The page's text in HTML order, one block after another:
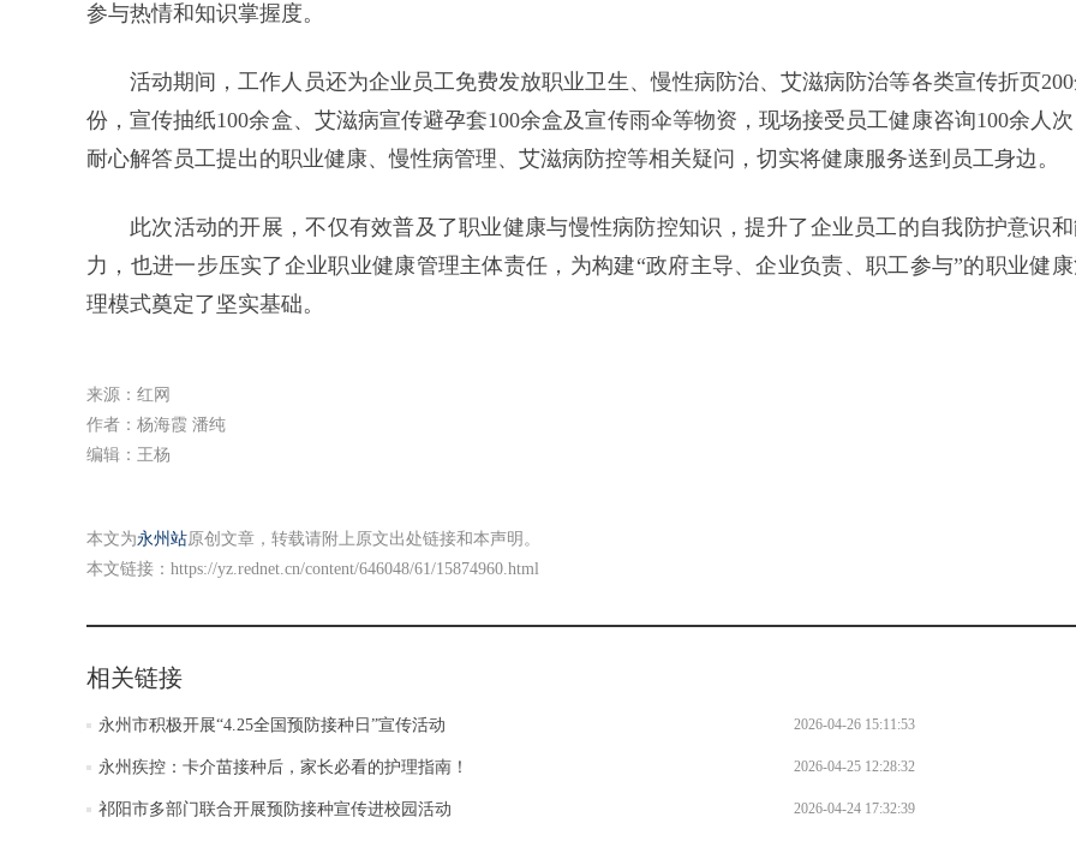
参与热情和知识掌握度。
活动期间，工作人员还为企业员工免费发放职业卫生、慢性病防治、艾滋病防治等各类宣传折页
份，宣传抽纸100余盒、艾滋病宣传避孕套100余盒及宣传雨伞等物资，现场接受员工健康咨询100余人次
耐心解答员工提出的职业健康、慢性病管理、艾滋病防控等相关疑问，切实将健康服务送到员工身边。
此次活动的开展，不仅有效普及了职业健康与慢性病防控知识，提升了企业员工的自我防护意识
力，也进一步压实了企业职业健康管理主体责任，为构建“政府主导、企业负责、职工参与”的职业健
理模式奠定了坚实基础。
来源：红网
作者：杨海霞 潘纯
编辑：王杨
本文为永州站原创文章，转载请附上原文出处链接和本声明。
本文链接： https://yz.rednet.cn/content/646048/61/15874960.html
相关链接
永州市积极开展“4.25全国预防接种日”宣传活动 2026-04-26 15:11:53
永州疾控：卡介苗接种后，家长必看的护理指南！ 2026-04-25 12:28:32
祁阳市多部门联合开展预防接种宣传进校园活动 2026-04-24 17:32:39